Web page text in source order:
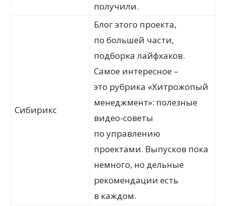
получили.
Сибирикс
Блог этого проекта,
по большей части,
подборка лайфхаков.
Самое интересное –
это рубрика «Хитрожопый
менеджмент»: полезные
видео-советы
по управлению
проектами. Выпусков пока
немного, но дельные
рекомендации есть
в каждом.